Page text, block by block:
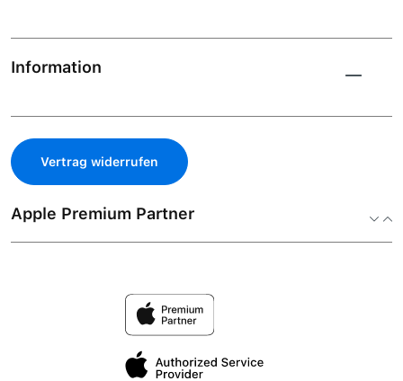
Information
Vertrag widerrufen
Apple Premium Partner